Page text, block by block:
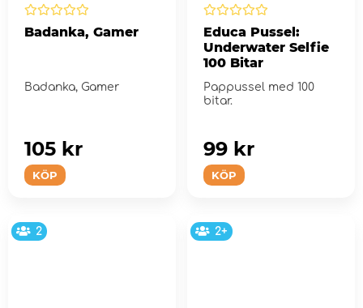
Badanka, Gamer
Badanka, Gamer
KÖP
105 kr
Educa Pussel:
Underwater Selfie
100 Bitar
Pappussel med 100
bitar.
KÖP
99 kr
2 2+